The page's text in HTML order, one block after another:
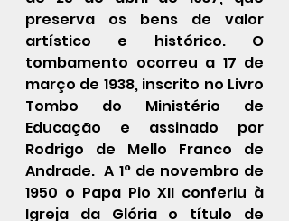
preserva os bens de valor
artístico e histórico. O
tombamento ocorreu a 17 de
março de 1938, inscrito no Livro
Tombo do Ministério de
Educação e assinado por
Rodrigo de Mello Franco de
Andrade.  A 1° de novembro de
1950 o Papa Pio XII conferiu à
Igreja da Glória o título de